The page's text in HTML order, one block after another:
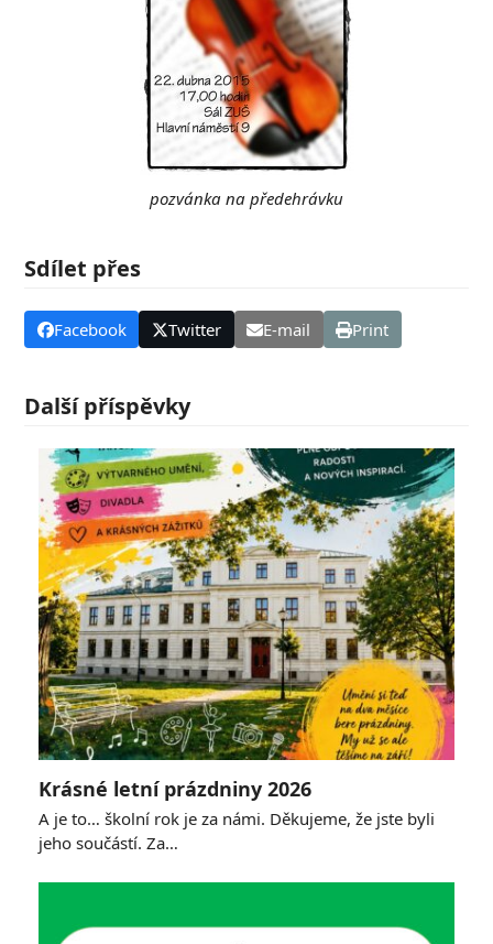
pozvánka na předehrávku
Sdílet přes
Facebook Twitter E-mail Print
Další příspěvky
Krásné letní prázdniny 2026
A je to… školní rok je za námi. Děkujeme, že jste byli
jeho součástí. Za…